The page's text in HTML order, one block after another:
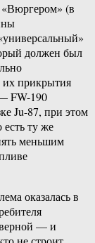
«Вюргером» (в
должен был
их прикрытия
FW-190
Ju-87, при этом
есть ту же
меньшим
оказалась в
верной — и